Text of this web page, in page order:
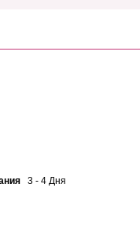
3 - 4 Дня